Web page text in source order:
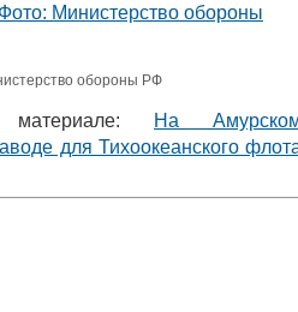
обороны РФ
материале:
На
для Тихоокеанского